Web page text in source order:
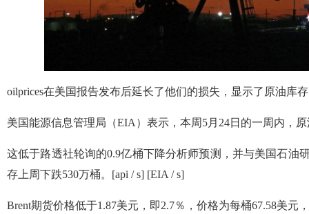
oilprices在美国报告发布后延长了他们的损失，显示了原油库
美国能源信息管理局（EIA）表示，本周5月24日的一周内，
这低于路透社轮询的0.9亿桶下降分析师预测，并与美国石油
存上周下跌530万桶。[api / s] [EIA / s]
Brent期货价格低于1.87美元，即2.7％，价格为每桶67.58美元